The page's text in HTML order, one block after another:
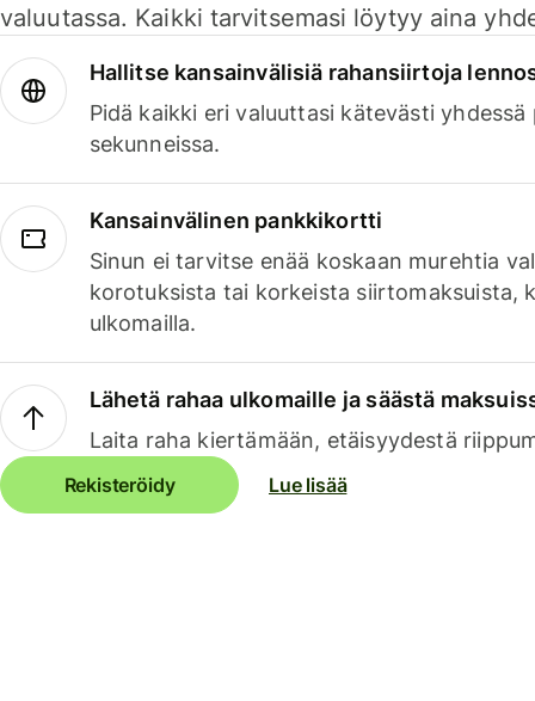
valuutassa. Kaikki tarvitsemasi löytyy aina
Hallitse kansainvälisiä rahansiirtoja
Pidä kaikki eri valuuttasi kätevästi yhdessä
sekunneissa.
Kansainvälinen pankkikortti
Sinun ei tarvitse enää koskaan murehtia
korotuksista tai korkeista siirtomaksuista,
ulkomailla.
Lähetä rahaa ulkomaille ja säästä
Laita raha kiertämään, etäisyydestä
Rekisteröidy Lue lisää